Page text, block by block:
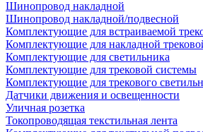
Шинопровод накладной
Шинопровод накладной/подвесной
Комплектующие для встраиваемой
Комплектующие для накладной
Комплектующие для светильника
Комплектующие для трековой системы
Комплектующие для трекового
Датчики движения и освещенности
Уличная розетка
Токопроводящая текстильная лента